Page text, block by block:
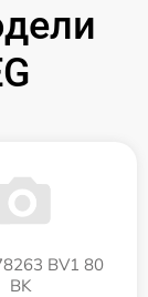
BV1 80
BK